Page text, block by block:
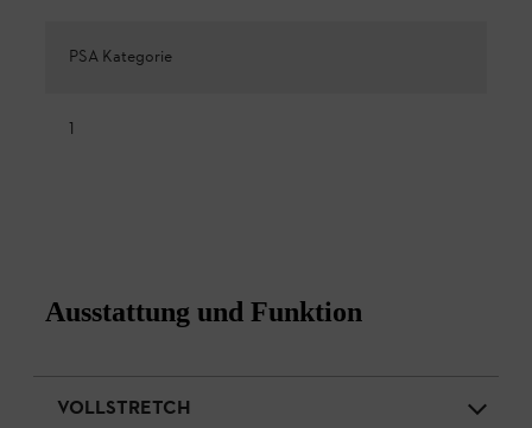
PSA Kategorie
1
Ausstattung und Funktion
VOLLSTRETCH